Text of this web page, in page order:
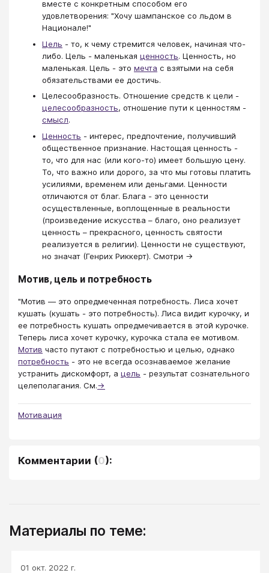
вместе с конкретным способом его
удовлетворения: "Хочу шампанское со льдом в
Национале!"
Цель - то, к чему стремится человек, начиная что-
либо. Цель - маленькая ценность. Ценность, но
маленькая. Цель - это мечта с взятыми на себя
обязательствами ее достичь.
Целесообразность. Отношение средств к цели -
целесообразность, отношение пути к ценностям -
смысл.
Ценность - интерес, предпочтение, получивший
общественное признание. Настощая ценность -
то, что для нас (или кого-то) имеет большую цену.
То, что важно или дорого, за что мы готовы платить
усилиями, временем или деньгами. Ценности
отличаются от благ. Блага - это ценности
осуществленные, воплощенные в реальности
(произведение искусства – благо, оно реализует
ценность – прекрасного, ценность святости
реализуется в религии). Ценности не существуют,
но значат (Генрих Риккерт). Смотри →
Мотив, цель и потребность
"Мотив — это опредмеченная потребность. Лиса хочет
кушать (кушать - это потребность). Лиса видит курочку, и
ее потребность кушать опредмечивается в этой курочке.
Теперь лиса хочет курочку, курочка стала ее мотивом.
Мотив часто путают с потребностью и целью, однако
потребность - это не всегда осознаваемое желание
устранить дискомфорт, а цель - результат сознательного
целеполагания. См.→
Мотивация
Комментарии (0):
Материалы по теме:
01 окт. 2022 г.